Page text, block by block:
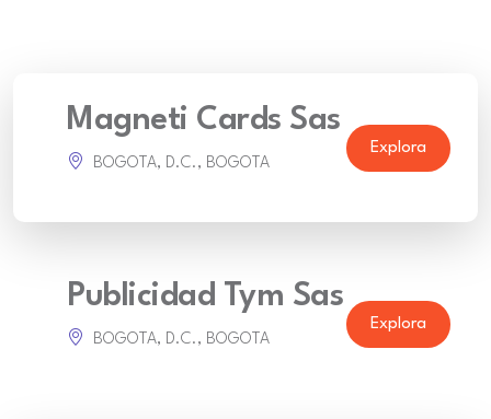
Magneti Cards Sas
BOGOTA, D.C., BOGOTA
Explora
Publicidad Tym Sas
BOGOTA, D.C., BOGOTA
Explora